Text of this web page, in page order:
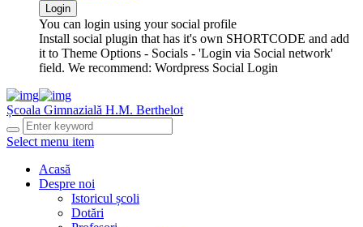
You can login using your social profile
Install social plugin that has it's own SHORTCODE and add
it to Theme Options - Socials - 'Login via Social network'
field. We recommend: Wordpress Social Login
Școala Gimnazială H.M. Berthelot
Select menu item
Acasă
Despre noi
Istoricul școli
Dotări